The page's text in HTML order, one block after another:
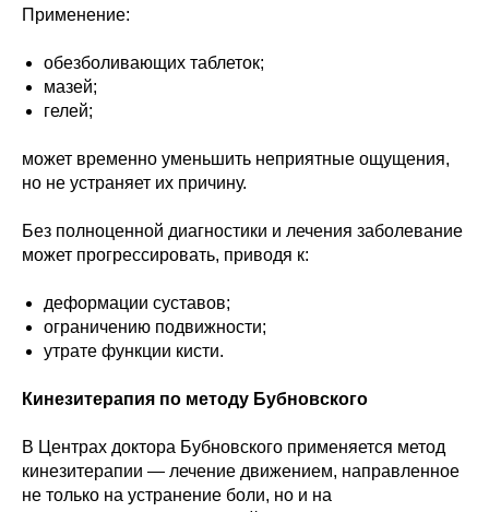
Применение:
обезболивающих таблеток;
мазей;
гелей;
может временно уменьшить неприятные ощущения,
но не устраняет их причину.
Без полноценной диагностики и лечения заболевание
может прогрессировать, приводя к:
деформации суставов;
ограничению подвижности;
утрате функции кисти.
Кинезитерапия по методу Бубновского
В Центрах доктора Бубновского применяется метод
кинезитерапии — лечение движением, направленное
не только на устранение боли, но и на